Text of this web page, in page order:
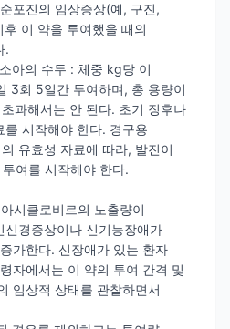
포진의 임상증상(예, 구진,
이 약을 투여했을 때의
.
아의 수두 : 체중 kg당 이
3회 5일간 투여하며, 총 용량이
과해서는 안 된다. 초기 징후나
시작해야 한다. 경구용
유효성 자료에 따라, 발진이
여를 시작해야 한다.
시클로비르의 노출량이
신경증상이나 신기능장애가
가한다. 신장애가 있는 환자
자에서는 이 약의 투여 간격 및
임상적 상태를 관찰하면서